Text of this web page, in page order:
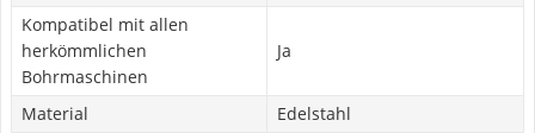
Kompatibel mit allen
herkömmlichen
Bohrmaschinen
Ja
Material Edelstahl